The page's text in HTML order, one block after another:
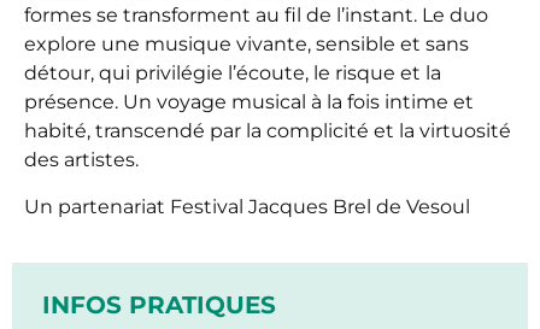
formes se transforment au fil de l’instant. Le duo
explore une musique vivante, sensible et sans
détour, qui privilégie l’écoute, le risque et la
présence. Un voyage musical à la fois intime et
habité, transcendé par la complicité et la virtuosité
des artistes.
Un partenariat Festival Jacques Brel de Vesoul
INFOS PRATIQUES